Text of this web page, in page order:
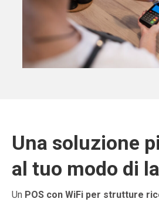
Una soluzione
al tuo modo di
Un POS con WiFi per strutture